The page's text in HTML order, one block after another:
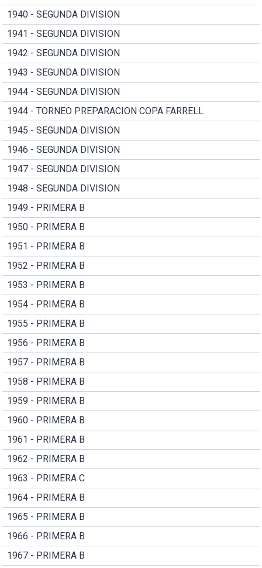
1940 - SEGUNDA DIVISION
1941 - SEGUNDA DIVISION
1942 - SEGUNDA DIVISION
1943 - SEGUNDA DIVISION
1944 - SEGUNDA DIVISION
1944 - TORNEO PREPARACION COPA FARRELL
1945 - SEGUNDA DIVISION
1946 - SEGUNDA DIVISION
1947 - SEGUNDA DIVISION
1948 - SEGUNDA DIVISION
1949 - PRIMERA B
1950 - PRIMERA B
1951 - PRIMERA B
1952 - PRIMERA B
1953 - PRIMERA B
1954 - PRIMERA B
1955 - PRIMERA B
1956 - PRIMERA B
1957 - PRIMERA B
1958 - PRIMERA B
1959 - PRIMERA B
1960 - PRIMERA B
1961 - PRIMERA B
1962 - PRIMERA B
1963 - PRIMERA C
1964 - PRIMERA B
1965 - PRIMERA B
1966 - PRIMERA B
1967 - PRIMERA B